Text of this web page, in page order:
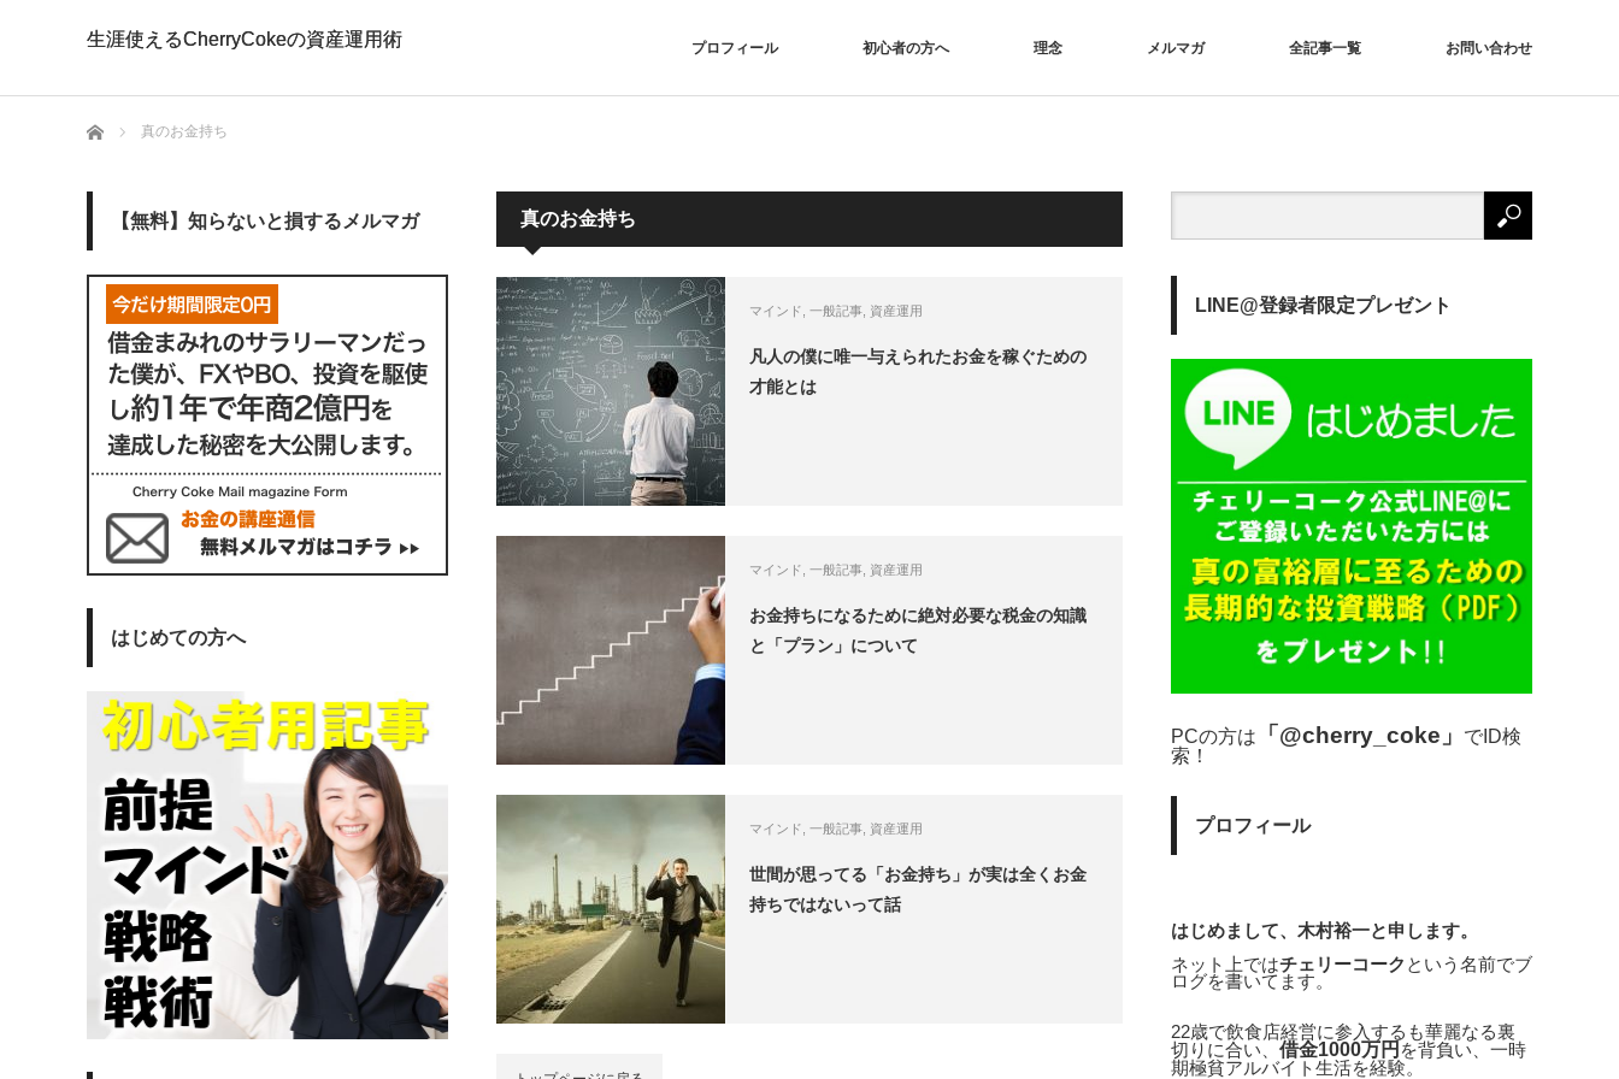
生涯使えるCherryCokeの資産運用術
生涯使えるCherryCokeの資産運用術 プロフィール 初心者の方へ 理念 メルマガ 全記事一覧 お問い合わせ
ホーム 真のお金持ち
真のお金持ち
マインド 一般記事 資産運用
凡人の僕に唯一与えられたお金を稼ぐための
才能とは
マインド 一般記事 資産運用
お金持ちになるために絶対必要な税金の知識
と「プラン」について
マインド 一般記事 資産運用
世間が思ってる「お金持ち」が実は全くお金
持ちではないって話
【無料】知らないと損するメルマガ
はじめての方へ
LINE@登録者限定プレゼント
PCの方は 「@cherry_coke」
でID検
索！
プロフィール
はじめまして、木村裕一と申します。
ネット上ではチェリーコーク という名前でブ
ログを書いてます。
22歳で飲食店経営に参入するも華麗なる裏
切りに合い、 借金1000万円 を背負い、一時
期極貧アルバイト生活を経験。